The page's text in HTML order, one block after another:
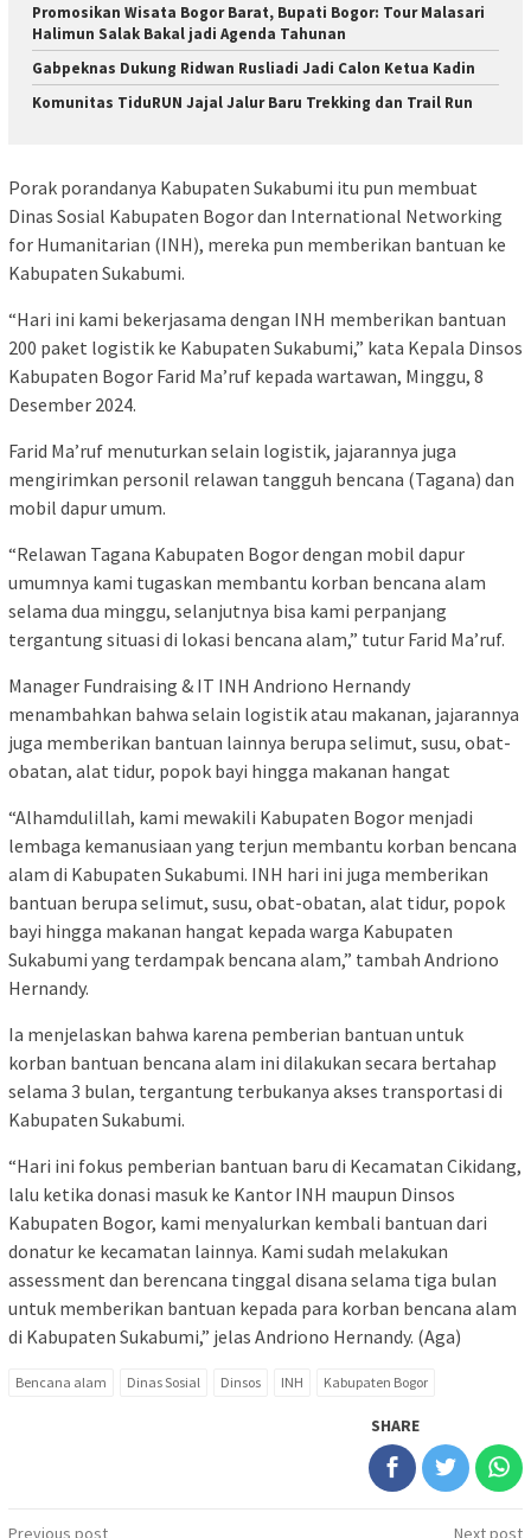
Promosikan Wisata Bogor Barat, Bupati Bogor: Tour Malasari
Halimun Salak Bakal jadi Agenda Tahunan
Gabpeknas Dukung Ridwan Rusliadi Jadi Calon Ketua Kadin
Komunitas TiduRUN Jajal Jalur Baru Trekking dan Trail Run
Porak porandanya Kabupaten Sukabumi itu pun membuat
Dinas Sosial Kabupaten Bogor dan International Networking
for Humanitarian (INH), mereka pun memberikan bantuan ke
Kabupaten Sukabumi.
“Hari ini kami bekerjasama dengan INH memberikan bantuan
200 paket logistik ke Kabupaten Sukabumi,” kata Kepala Dinsos
Kabupaten Bogor Farid Ma’ruf kepada wartawan, Minggu, 8
Desember 2024.
Farid Ma’ruf menuturkan selain logistik, jajarannya juga
mengirimkan personil relawan tangguh bencana (Tagana) dan
mobil dapur umum.
“Relawan Tagana Kabupaten Bogor dengan mobil dapur
umumnya kami tugaskan membantu korban bencana alam
selama dua minggu, selanjutnya bisa kami perpanjang
tergantung situasi di lokasi bencana alam,” tutur Farid Ma’ruf.
Manager Fundraising & IT INH Andriono Hernandy
menambahkan bahwa selain logistik atau makanan, jajarannya
juga memberikan bantuan lainnya berupa selimut, susu, obat-
obatan, alat tidur, popok bayi hingga makanan hangat
“Alhamdulillah, kami mewakili Kabupaten Bogor menjadi
lembaga kemanusiaan yang terjun membantu korban bencana
alam di Kabupaten Sukabumi. INH hari ini juga memberikan
bantuan berupa selimut, susu, obat-obatan, alat tidur, popok
bayi hingga makanan hangat kepada warga Kabupaten
Sukabumi yang terdampak bencana alam,” tambah Andriono
Hernandy.
Ia menjelaskan bahwa karena pemberian bantuan untuk
korban bantuan bencana alam ini dilakukan secara bertahap
selama 3 bulan, tergantung terbukanya akses transportasi di
Kabupaten Sukabumi.
“Hari ini fokus pemberian bantuan baru di Kecamatan Cikidang,
lalu ketika donasi masuk ke Kantor INH maupun Dinsos
Kabupaten Bogor, kami menyalurkan kembali bantuan dari
donatur ke kecamatan lainnya. Kami sudah melakukan
assessment dan berencana tinggal disana selama tiga bulan
untuk memberikan bantuan kepada para korban bencana alam
di Kabupaten Sukabumi,” jelas Andriono Hernandy. (Aga)
Bencana alam Dinas Sosial Dinsos INH Kabupaten Bogor
SHARE
Previous post
Next post